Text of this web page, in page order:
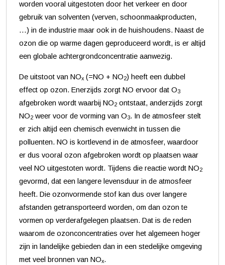
worden vooral uitgestoten door het verkeer en door
gebruik van solventen (verven, schoonmaakproducten,
…) in de industrie maar ook in de huishoudens. Naast de
ozon die op warme dagen geproduceerd wordt, is er altijd
een globale achtergrondconcentratie aanwezig.
De uitstoot van NOx (=NO + NO2) heeft een dubbel
effect op ozon. Enerzijds zorgt NO ervoor dat O3
afgebroken wordt waarbij NO2 ontstaat, anderzijds zorgt
NO2 weer voor de vorming van O3. In de atmosfeer stelt
er zich altijd een chemisch evenwicht in tussen die
polluenten. NO is kortlevend in de atmosfeer, waardoor
er dus vooral ozon afgebroken wordt op plaatsen waar
veel NO uitgestoten wordt. Tijdens die reactie wordt NO2
gevormd, dat een langere levensduur in de atmosfeer
heeft. Die ozonvormende stof kan dus over langere
afstanden getransporteerd worden, om dan ozon te
vormen op verderafgelegen plaatsen. Dat is de reden
waarom de ozonconcentraties over het algemeen hoger
zijn in landelijke gebieden dan in een stedelijke omgeving
met veel bronnen van NOx.